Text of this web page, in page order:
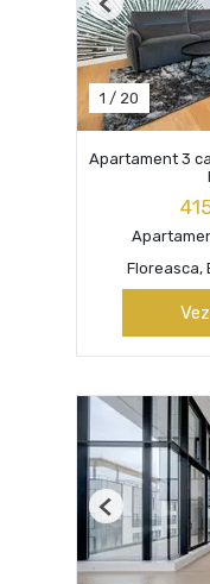
1 / 20
Previous
Apartament 3
Floreasca,
Previous